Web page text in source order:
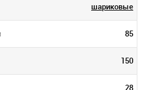
шариковые
85
150
28